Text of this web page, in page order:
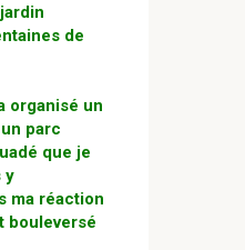
de
organisé un
parc
que je
y
ma réaction
bouleversé